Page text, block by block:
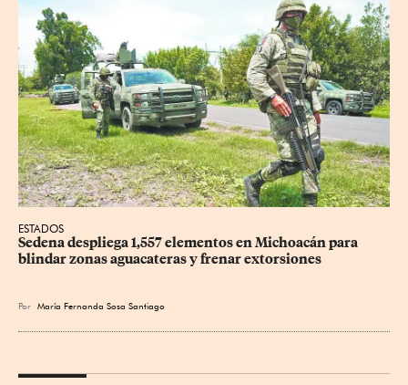
ESTADOS
Sedena despliega 1,557 elementos en Michoacán para
blindar zonas aguacateras y frenar extorsiones
Por María Fernanda Sosa Santiago